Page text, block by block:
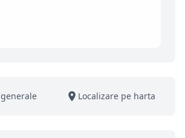
Localizare pe harta